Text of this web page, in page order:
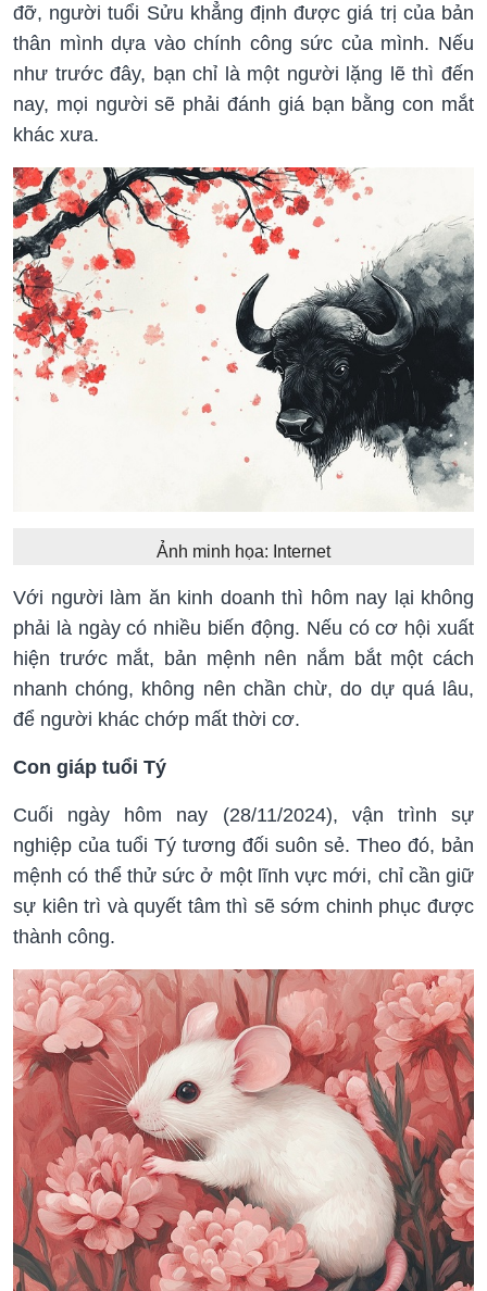
đỡ, người tuổi Sửu khẳng định được giá trị của bản
thân mình dựa vào chính công sức của mình. Nếu
như trước đây, bạn chỉ là một người lặng lẽ thì đến
nay, mọi người sẽ phải đánh giá bạn bằng con mắt
khác xưa.
Ảnh minh họa: Internet
Với người làm ăn kinh doanh thì hôm nay lại không
phải là ngày có nhiều biến động. Nếu có cơ hội xuất
hiện trước mắt, bản mệnh nên nắm bắt một cách
nhanh chóng, không nên chần chừ, do dự quá lâu,
để người khác chớp mất thời cơ.
Con giáp tuổi Tý
Cuối ngày hôm nay (28/11/2024), vận trình sự
nghiệp của tuổi Tý tương đối suôn sẻ. Theo đó, bản
mệnh có thể thử sức ở một lĩnh vực mới, chỉ cần giữ
sự kiên trì và quyết tâm thì sẽ sớm chinh phục được
thành công.